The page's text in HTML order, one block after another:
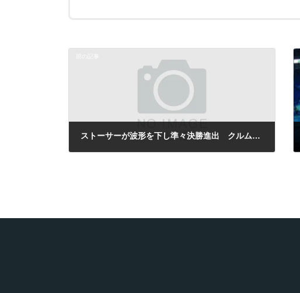
ストーサーが波形を下し準々決勝進出 クルム伊達/森田組は敗退／ＨＰオープン３日目